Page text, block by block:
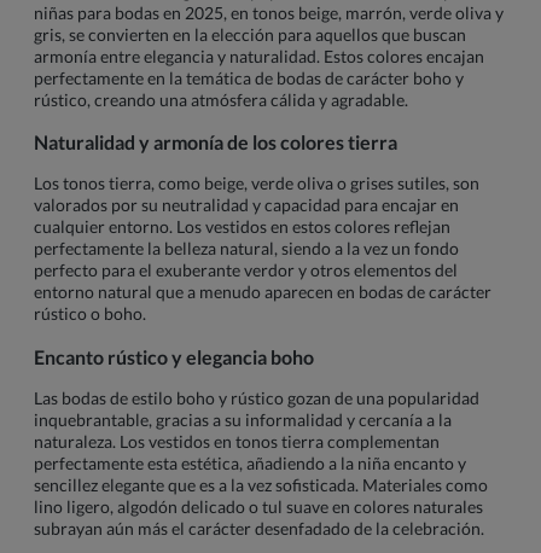
niñas para bodas en 2025, en tonos beige, marrón, verde oliva y
gris, se convierten en la elección para aquellos que buscan
armonía entre elegancia y naturalidad. Estos colores encajan
perfectamente en la temática de bodas de carácter boho y
rústico, creando una atmósfera cálida y agradable.
Naturalidad y armonía de los colores tierra
Los tonos tierra, como beige, verde oliva o grises sutiles, son
valorados por su neutralidad y capacidad para encajar en
cualquier entorno. Los vestidos en estos colores reflejan
perfectamente la belleza natural, siendo a la vez un fondo
perfecto para el exuberante verdor y otros elementos del
entorno natural que a menudo aparecen en bodas de carácter
rústico o boho.
Encanto rústico y elegancia boho
Las bodas de estilo boho y rústico gozan de una popularidad
inquebrantable, gracias a su informalidad y cercanía a la
naturaleza. Los vestidos en tonos tierra complementan
perfectamente esta estética, añadiendo a la niña encanto y
sencillez elegante que es a la vez sofisticada. Materiales como
lino ligero, algodón delicado o tul suave en colores naturales
subrayan aún más el carácter desenfadado de la celebración.